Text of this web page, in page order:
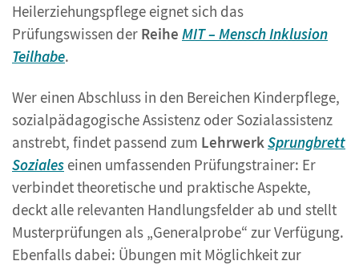
Heilerziehungspflege eignet sich das
Prüfungswissen der Reihe MIT – Mensch Inklusion
Teilhabe.
Wer einen Abschluss in den Bereichen Kinderpflege,
sozialpädagogische Assistenz oder Sozialassistenz
anstrebt, findet passend zum LehrwerkSprungbrett
Soziales einen umfassenden Prüfungstrainer: Er
verbindet theoretische und praktische Aspekte,
deckt alle relevanten Handlungsfelder ab und stellt
Musterprüfungen als „Generalprobe“ zur Verfügung.
Ebenfalls dabei: Übungen mit Möglichkeit zur